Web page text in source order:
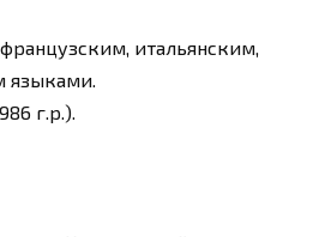
итальянским,
языками.
г.р.).